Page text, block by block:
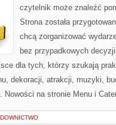
czytelnik może znaleźć
Strona została
chcą zorganizować
bez przypadkowych
dla tych, którzy szukają
dekoracji, atrakcji, muzyki,
Nowości na stronie Menu i